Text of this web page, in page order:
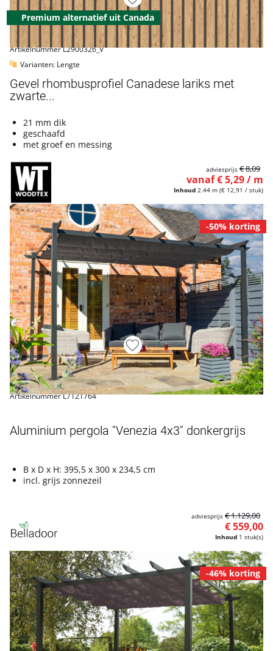
Premium alternatief uit Canada
Artikelnummer L2900326_V
Varianten: Lengte
Gevel rhombusprofiel Canadese lariks met
zwarte...
21 mm dik
geschaafd
met groef en messing
Inhoud 2.44 m (€ 12,91 / stuk)
vanaf € 5,29 / m
adviesprijs € 8,09
-50% korting
Artikelnummer L7121764
Aluminium pergola "Venezia 4x3" donkergrijs
B x D x H: 395,5 x 300 x 234,5 cm
incl. grijs zonnezeil
Inhoud 1 stuk(s)
€ 559,00
adviesprijs € 1.129,00
-46% korting